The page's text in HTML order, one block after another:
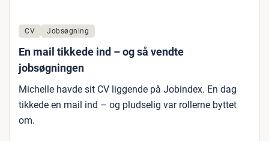
CV Jobsøgning
En mail tikkede ind – og så vendte
jobsøgningen
Michelle havde sit CV liggende på Jobindex. En dag
tikkede en mail ind – og pludselig var rollerne byttet
om.